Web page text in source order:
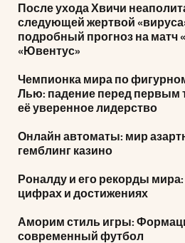
После ухода Хвичи
следующей жертвой
подробный прогноз на матч
«Ювентус»
Чемпионка мира по
Лью: падение перед первым
её уверенное лидерство
Онлайн автоматы: мир
гемблинг казино
Роналду и его рекорды
цифрах и достижениях
Аморим стиль игры:
современный футбол